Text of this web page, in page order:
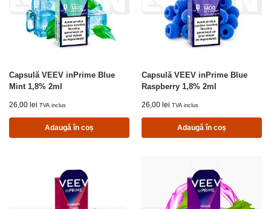
Capsulă VEEV inPrime Blue
Mint 1,8% 2ml
26,00 lei TVA inclus
Adaugă în coș
Capsulă VEEV inPrime Blue
Raspberry 1,8% 2ml
26,00 lei TVA inclus
Adaugă în coș